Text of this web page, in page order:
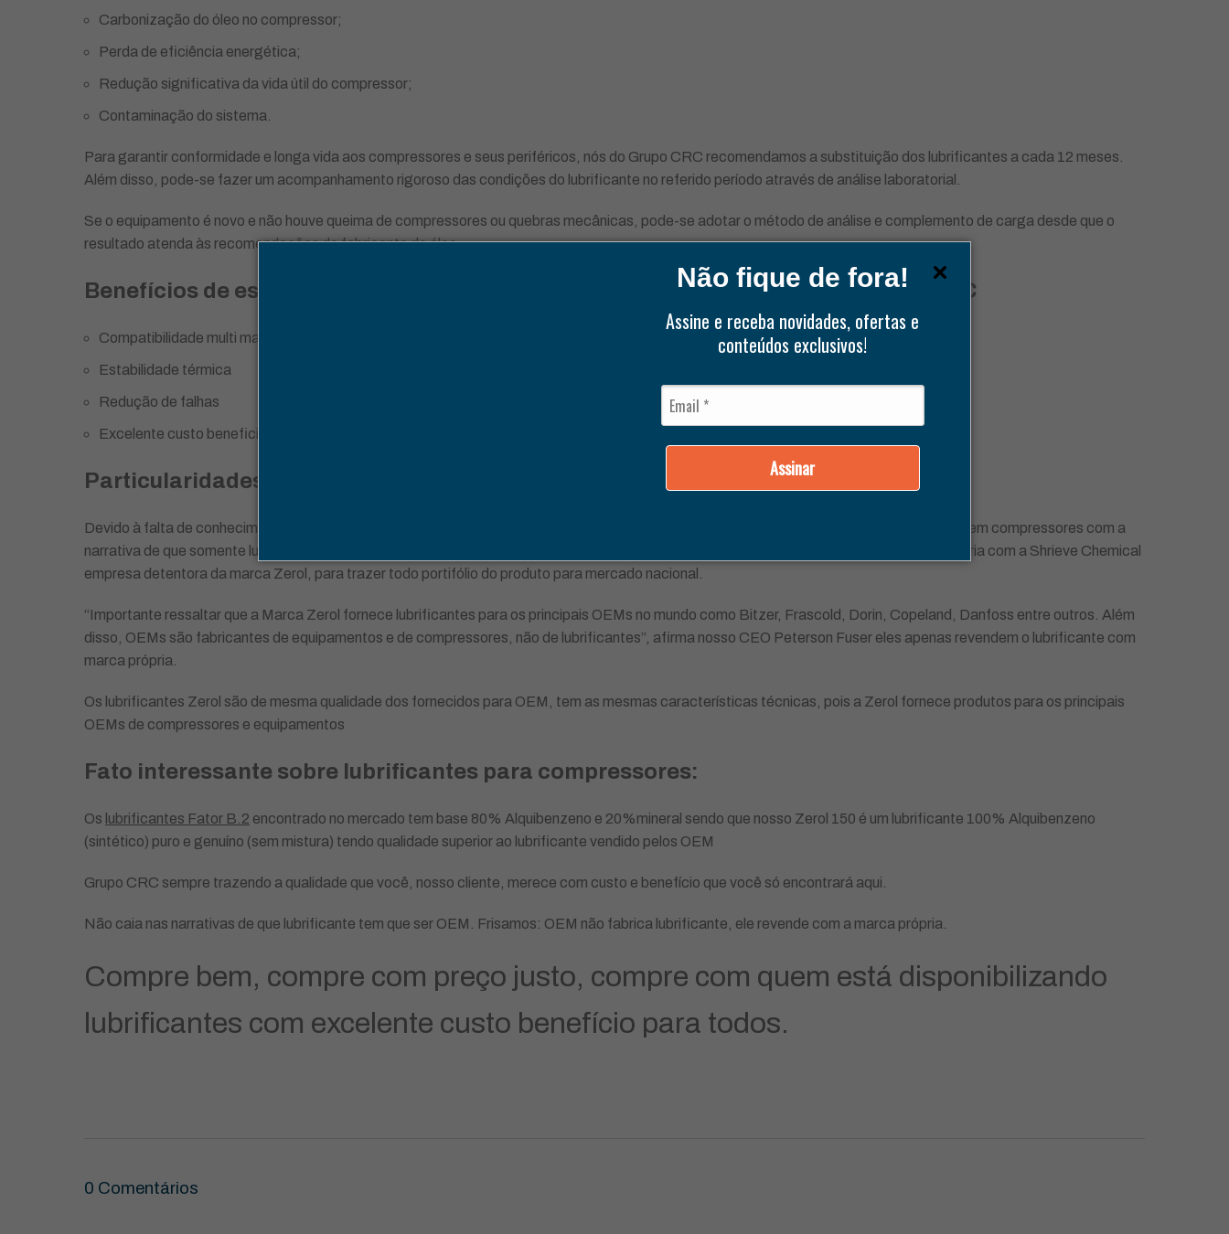
Não fique de fora!
Assine e receba novidades, ofertas e
conteúdos exclusivos!
Assinar
Carbonização do óleo no compressor;
Perda de eficiência energética;
Redução significativa da vida útil do compressor;
Contaminação do sistema.
Para garantir conformidade e longa vida aos compressores e seus periféricos, nós do Grupo CRC recomendamos a substituição dos lubrificantes a cada 12 meses.
Além disso, pode-se fazer um acompanhamento rigoroso das condições do lubrificante no referido período através de análise laboratorial.
Se o equipamento é novo e não houve queima de compressores ou quebras mecânicas, pode-se adotar o método de análise e complemento de carga desde que o
resultado atenda às recomendações do fabricante de óleo.
Benefícios de escolher Zerol, marca que é distribuída aqui no Brasil pelo Grupo CRC
Compatibilidade multi marcas
Estabilidade térmica
Redução de falhas
Excelente custo beneficio
Particularidades do mercado de lubrificantes e compressores de refrigeração
Devido à falta de conhecimento técnico no mercado no passado recente, criou-se uma cultura equivocada sobre os lubrificantes aplicados em compressores com a
narrativa de que somente lubrificante vendido por OEM tem qualidade. Com isso, o Grupo CRC foi atrás de respostas, e desenvolveu parceria com a Shrieve Chemical
empresa detentora da marca Zerol, para trazer todo portifólio do produto para mercado nacional.
“Importante ressaltar que a Marca Zerol fornece lubrificantes para os principais OEMs no mundo como Bitzer, Frascold, Dorin, Copeland, Danfoss entre outros. Além
disso, OEMs são fabricantes de equipamentos e de compressores, não de lubrificantes”, afirma nosso CEO Peterson Fuser eles apenas revendem o lubrificante com
marca própria.
Os lubrificantes Zerol são de mesma qualidade dos fornecidos para OEM, tem as mesmas características técnicas, pois a Zerol fornece produtos para os principais
OEMs de compressores e equipamentos
Fato interessante sobre lubrificantes para compressores:
Os lubrificantes Fator B.2 encontrado no mercado tem base 80% Alquibenzeno e 20%mineral sendo que nosso Zerol 150 é um lubrificante 100% Alquibenzeno
(sintético) puro e genuíno (sem mistura) tendo qualidade superior ao lubrificante vendido pelos OEM
Grupo CRC sempre trazendo a qualidade que você, nosso cliente, merece com custo e benefício que você só encontrará aqui.
Não caia nas narrativas de que lubrificante tem que ser OEM. Frisamos: OEM não fabrica lubrificante, ele revende com a marca própria.
Compre bem, compre com preço justo, compre com quem está disponibilizando
lubrificantes com excelente custo benefício para todos.
0 Comentários